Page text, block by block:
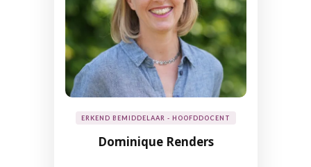
ERKEND BEMIDDELAAR - HOOFDDOCENT
Dominique Renders